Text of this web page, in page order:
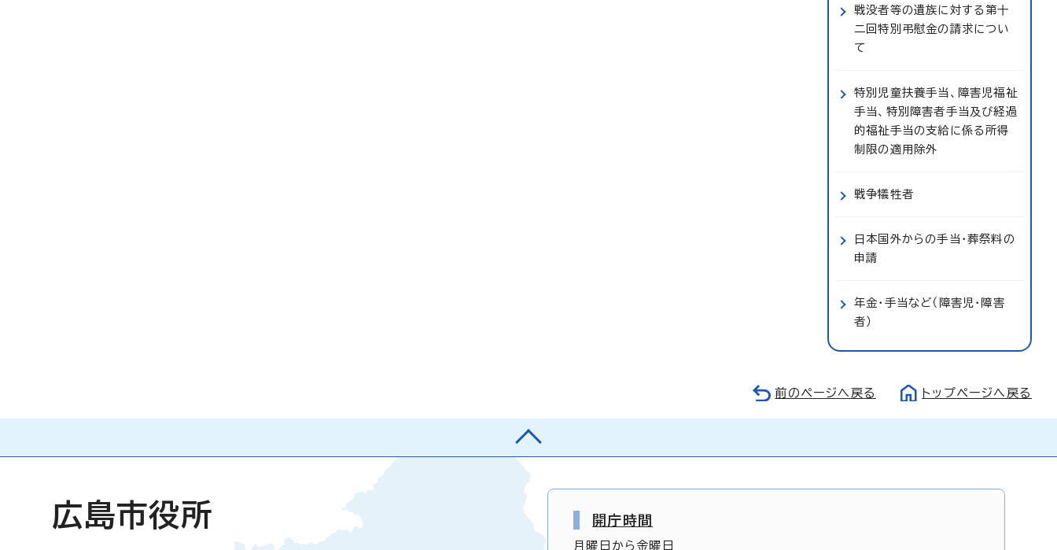
戦没者等の遺族に対する第十
二回特別弔慰金の請求につい
て
特別児童扶養手当、障害児福祉
手当、特別障害者手当及び経過
的福祉手当の支給に係る所得
制限の適用除外
戦争犠牲者
日本国外からの手当・葬祭料の
申請
年金・手当など（障害児・障害
者）
前のページへ戻る トップページへ戻る
広島市役所 開庁時間
月曜日から金曜日